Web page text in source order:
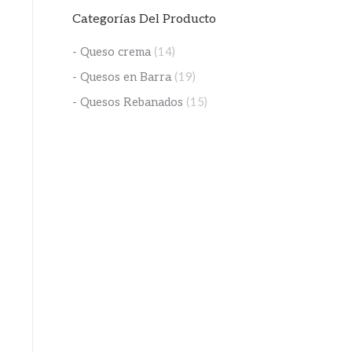
Categorías Del Producto
- Queso crema (14)
- Quesos en Barra (19)
- Quesos Rebanados (15)